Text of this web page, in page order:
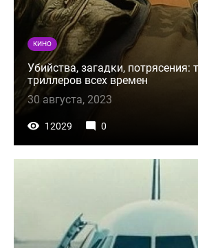
КИНО
Убийства, загадки, потрясения:
триллеров всех времен
30 августа, 2023
12029 0